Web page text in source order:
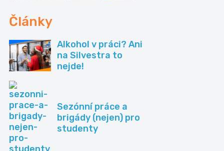
Články
Alkohol v práci? Ani
na Silvestra to
nejde!
Sezónní práce a
brigády (nejen) pro
studenty